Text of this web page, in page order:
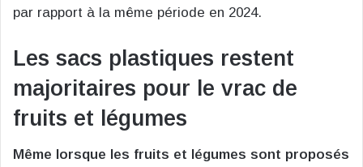
par rapport à la même période en 2024.
Les sacs plastiques restent
majoritaires pour le vrac de
fruits et légumes
Même lorsque les fruits et légumes sont proposés